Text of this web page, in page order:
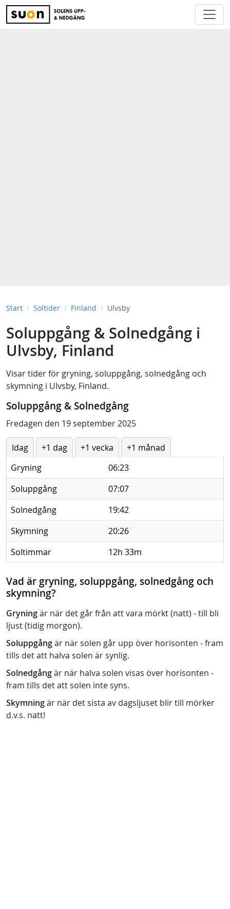
Start Soltider Finland Ulvsby
Soluppgång & Solnedgång i
Ulvsby, Finland
Visar tider för gryning, soluppgång, solnedgång och
skymning i Ulvsby, Finland.
Soluppgång & Solnedgång
Fredagen den 19 september 2025
Idag +1 dag +1 vecka
+1 månad
Gryning
06:23
Soluppgång
07:07
Solnedgång
19:42
Skymning
20:26
Soltimmar
12h 33m
Vad är gryning, soluppgång, solnedgång och
skymning?
Gryningär när det går från att vara mörkt (natt) - till bli
ljust (tidig morgon).
Soluppgångär när solen går upp över horisonten - fram
tills det att halva solen är synlig.
Solnedgångär när halva solen visas över horisonten -
fram tills det att solen inte syns.
Skymningär när det sista av dagsljuset blir till mörker
d.v.s. natt!